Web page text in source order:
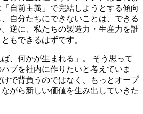
自前主義」で完結しようとする傾向
自分たちにできないことは、できる
逆に、私たちの製造力・生産力を誰
もできるはずです。
ば、何かが生まれる」。 そう思って
ブを社内に作りたいと考えていま
で背負うのではなく、もっとオープ
がら新しい価値を生み出していきた